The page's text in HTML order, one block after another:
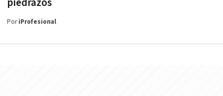
piedrazos
PoriProfesional